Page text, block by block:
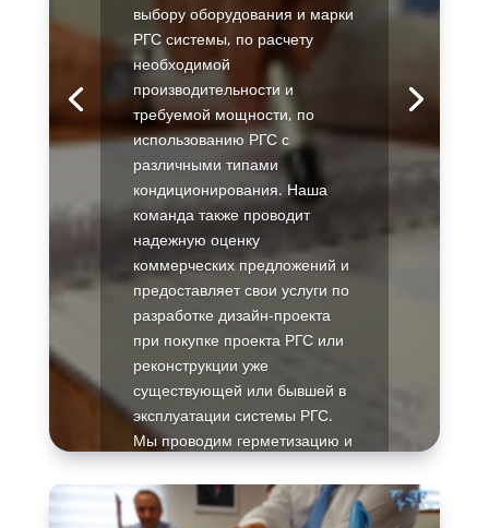
выбору оборудования и марки
РГС системы, по расчету
необходимой
производительности и
требуемой мощности, по
использованию РГС с
различными типами
кондиционирования. Наша
команда также проводит
надежную оценку
коммерческих предложений и
предоставляет свои услуги по
разработке дизайн-проекта
при покупке проекта РГС или
реконструкции уже
существующей или бывшей в
эксплуатации системы РГС.
Мы проводим герметизацию и
подготовку помещения для
установки системы РГС и
дальнейшую установку